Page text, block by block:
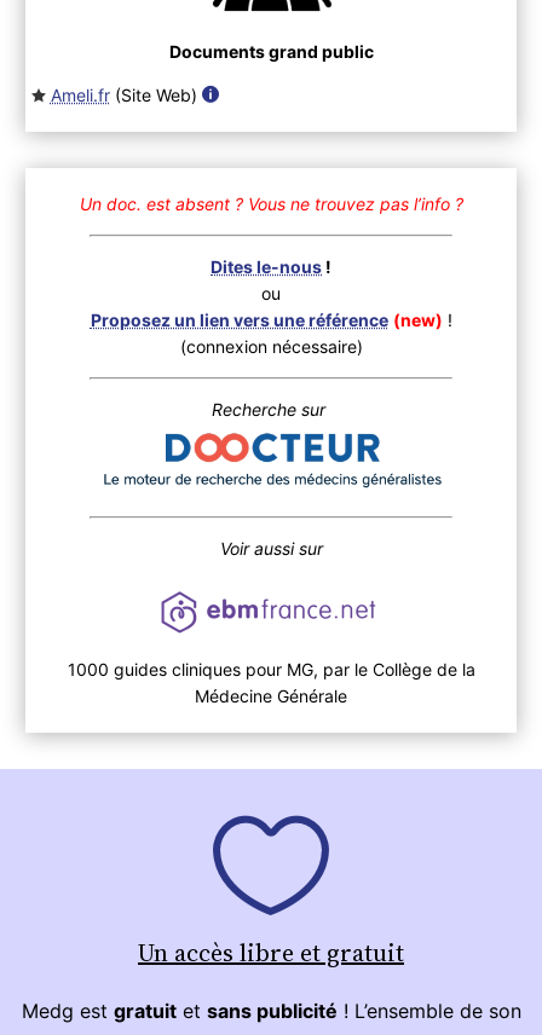
Documents grand public
Ameli.fr(Site Web)
Un doc. est absent ? Vous ne trouvez pas l’info ?
Dites le-nous !
ou
Proposez un lien vers une référence (new) !
(connexion nécessaire)
Recherche sur
Voir aussi sur
1000 guides cliniques pour MG, par le Collège de la
Médecine Générale
Un accès libre et gratuit
Medg est gratuitet sans publicité ! L’ensemble de son